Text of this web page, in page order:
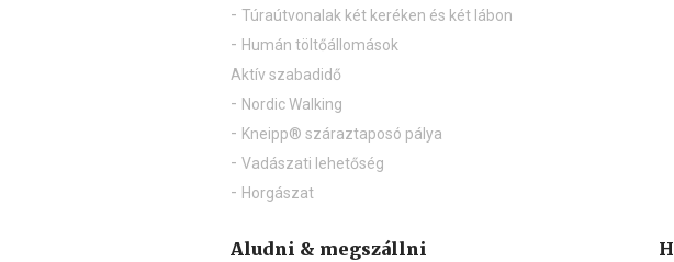
Túraútvonalak két keréken és két lábon
Humán töltőállomások
Aktív szabadidő
Nordic Walking
Kneipp® száraztaposó pálya
Vadászati lehetőség
Horgászat
Aludni & megszállni